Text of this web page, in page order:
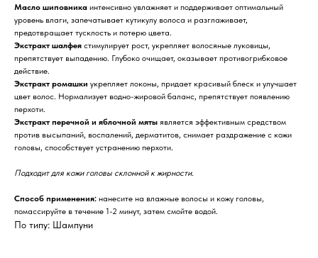
Масло шиповника интенсивно увлажняет и поддерживает оптимальный
уровень влаги, запечатывает кутикулу волоса и разглаживает,
предотвращает тусклость и потерю цвета.
Экстракт шалфея стимулирует рост, укрепляет волосяные луковицы,
препятствует выпадению. Глубоко очищает, оказывает противогрибковое
действие.
Экстракт ромашки укрепляет локоны, придает красивый блеск и улучшает
цвет волос. Нормализует водно-жировой баланс, препятствует появлению
перхоти.
Экстракт перечной и яблочной мяты является эффективным средством
против высыпаний, воспалений, дерматитов, снимает раздражение с кожи
головы, способствует устранению перхоти.
Подходит для кожи головы склонной к жирности.
Способ применения: нанесите на влажные волосы и кожу головы,
помассируйте в течение 1-2 минут, затем смойте водой.
По типу: Шампуни